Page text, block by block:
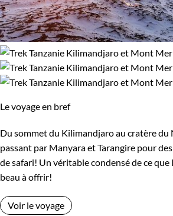
Le voyage en bref
Du sommet du Kilimandjaro au cratère du
passant par Manyara et Tarangire pour
de safari! Un véritable condensé de ce que
beau à offrir!
Voir le voyage